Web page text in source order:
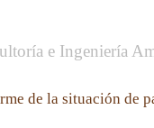
e Ingeniería
de la situación de